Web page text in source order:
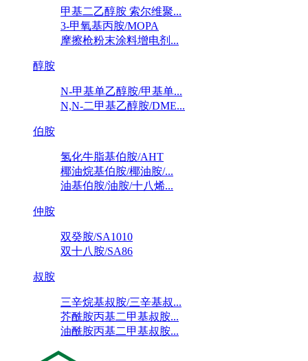
甲基二乙醇胺 索尔维聚...
3-甲氧基丙胺/MOPA
摩擦枪粉末涂料增电剂...
醇胺
N-甲基单乙醇胺/甲基单...
N,N-二甲基乙醇胺/DME...
伯胺
氢化牛脂基伯胺/AHT
椰油烷基伯胺/椰油胺/...
油基伯胺/油胺/十八烯...
仲胺
双癸胺/SA1010
双十八胺/SA86
叔胺
三辛烷基叔胺/三辛基叔...
芥酰胺丙基二甲基叔胺...
油酰胺丙基二甲基叔胺...